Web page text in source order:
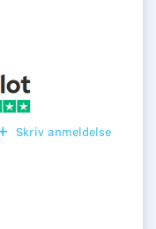
Skriv anmeldelse